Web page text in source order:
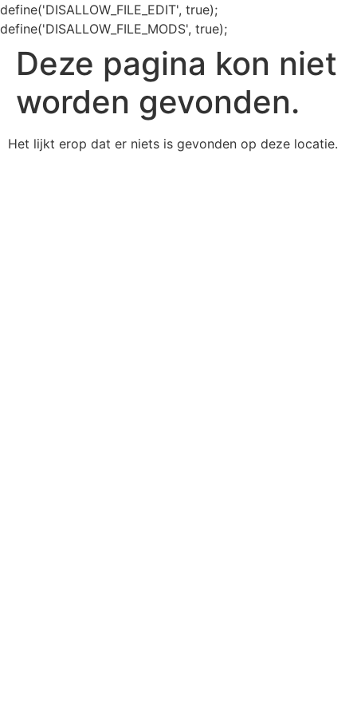
define('DISALLOW_FILE_EDIT', true);
define('DISALLOW_FILE_MODS', true);
Deze pagina kon niet
worden gevonden.
Het lijkt erop dat er niets is gevonden op deze locatie.